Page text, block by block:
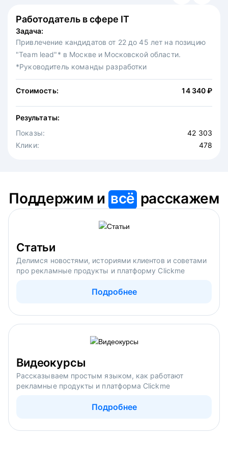
Работодатель в сфере IT
Задача:
Привлечение кандидатов от 22 до 45 лет на позицию
"Team lead"* в Москве и Московской области.
*Руководитель команды разработки
Стоимость: 14 340 ₽
Результаты:
Показы:
42 303
Клики:
478
Федеральная сеть ресторанов
Задача:
Привлечение на вакансию официантов в московскую
точку известной федеральной сети ресторанов.
Стоимость: 30 875 ₽
Результаты:
Показы:
Клики:
475
Поддержим ивсё расскажем
Статьи
Делимся новостями, историями клиентов и советами
про рекламные продукты и платформу Clickme
Подробнее
Видеокурсы
Рассказываем простым языком, как работают
рекламные продукты и платформа Clickme
Подробнее